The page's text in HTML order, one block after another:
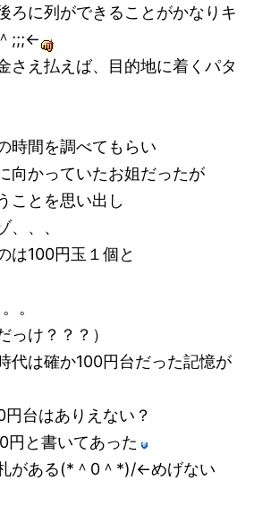
ろに列ができることがかなりキ
;;;←
さえ払えば、目的地に着くパタ
時間を調べてもらい
向かっていたお姐だったが
ことを思い出し
、、、
100円玉１個と
。
っけ？？？）
代は確か100円台だった記憶が
台はありえない？
円と書いてあった
がある(*＾0＾*)/←めげない